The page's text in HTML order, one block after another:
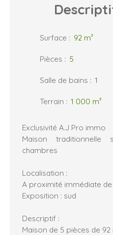
Surface : 92 m²
Pièces : 5
Salle de bains : 1
Terrain : 1 000 m²
Exclusivité A.J Pro immo
Maison
chambres
Localisation :
A proximité immédiate de
Exposition : sud
Descriptif :
Maison de 5 pièces de 92